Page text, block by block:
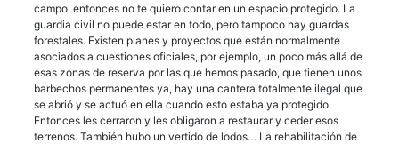
campo, entonces no te quiero contar en un espacio protegido. La
guardia civil no puede estar en todo, pero tampoco hay guardas
forestales. Existen planes y proyectos que están normalmente
asociados a cuestiones oficiales, por ejemplo, un poco más allá de
esas zonas de reserva por las que hemos pasado, que tienen unos
barbechos permanentes ya, hay una cantera totalmente ilegal que
se abrió y se actuó en ella cuando esto estaba ya protegido.
Entonces les cerraron y les obligaron a restaurar y ceder esos
terrenos. También hubo un vertido de lodos… La rehabilitación de